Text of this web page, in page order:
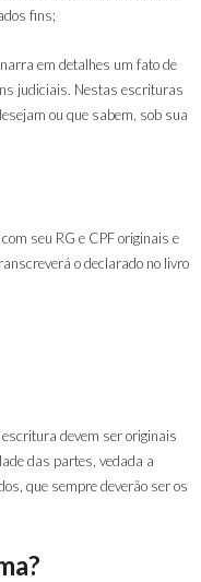
fins;
em detalhes um fato de
judiciais. Nestas escrituras
ou que sabem, sob sua
seu RG e CPF originais e
o declarado no livro
devem ser originais
das partes, vedada a
que sempre deverão ser os